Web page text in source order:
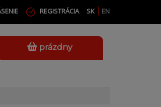
SK EN
REGISTRÁCIA
prázdny